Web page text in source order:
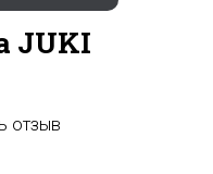
JUKI
отзыв